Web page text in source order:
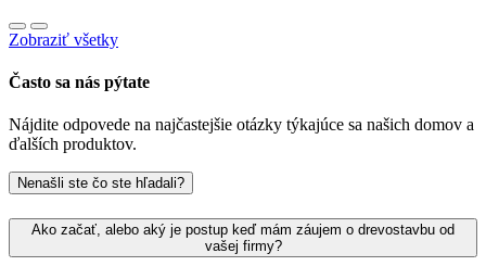
Zobraziť všetky
Často sa nás pýtate
Nájdite odpovede na najčastejšie otázky týkajúce sa našich domov a
ďalších produktov.
Nenašli ste čo ste hľadali?
Ako začať, alebo aký je postup keď mám záujem o drevostavbu od
vašej firmy?